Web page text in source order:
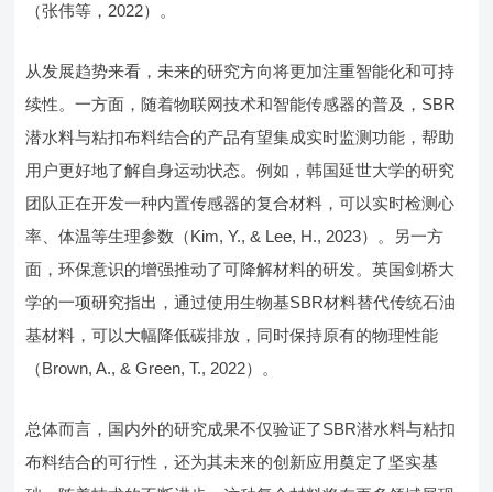
（张伟等，2022）。
从发展趋势来看，未来的研究方向将更加注重智能化和可持
续性。一方面，随着物联网技术和智能传感器的普及，SBR
潜水料与粘扣布料结合的产品有望集成实时监测功能，帮助
用户更好地了解自身运动状态。例如，韩国延世大学的研究
团队正在开发一种内置传感器的复合材料，可以实时检测心
率、体温等生理参数（Kim, Y., & Lee, H., 2023）。另一方
面，环保意识的增强推动了可降解材料的研发。英国剑桥大
学的一项研究指出，通过使用生物基SBR材料替代传统石油
基材料，可以大幅降低碳排放，同时保持原有的物理性能
（Brown, A., & Green, T., 2022）。
总体而言，国内外的研究成果不仅验证了SBR潜水料与粘扣
布料结合的可行性，还为其未来的创新应用奠定了坚实基